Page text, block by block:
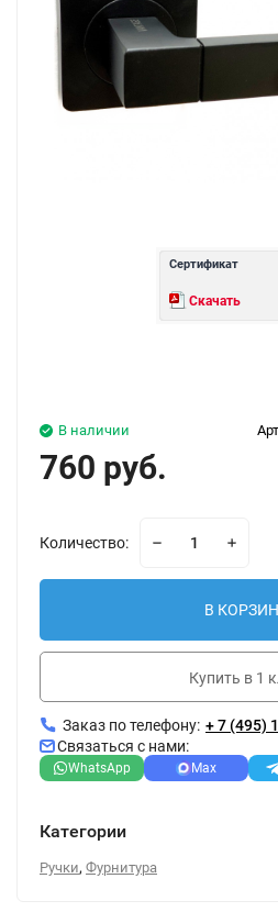
Сертификат
Скачать
В наличии
760 руб.
Количество:
В
Купить в 1
Заказ по телефону: + 7 (495)
Связаться с нами:
WhatsApp Max
Категории
Ручки, Фурнитура